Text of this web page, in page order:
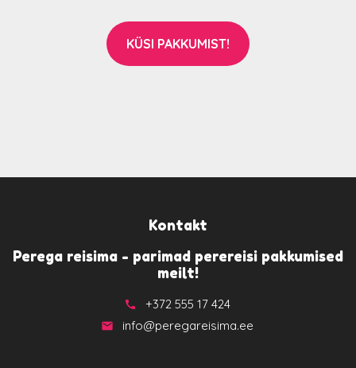
KÜSI PAKKUMIST!
Kontakt
Perega reisima - parimad perereisi pakkumised
meilt!
call +372 555 17 424
email info@peregareisima.ee